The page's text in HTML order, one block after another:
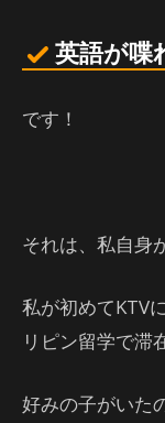
英語が喋
です！
それは、私自身
私が初めてKTV
リピン留学で滞
好みの子がいた